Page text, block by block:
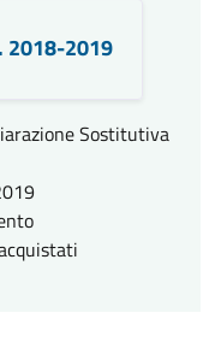
2018-2019
Sostitutiva